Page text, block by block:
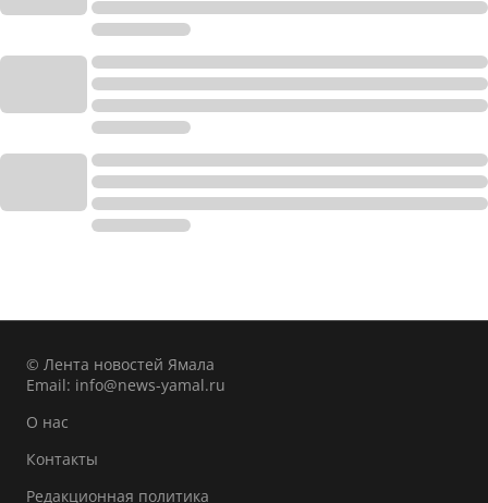
© Лента новостей Ямала
Email: info@news-yamal.ru
О нас
Контакты
Редакционная политика